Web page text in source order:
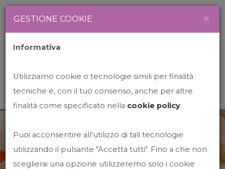
News&Events
GESTIONE COOKIE ×
Informativa
Utilizziamo cookie o tecnologie simili per finalità
tecniche e, con il tuo consenso, anche per altre
finalità come specificato nella cookie policy.
Puoi acconsentire all'utilizzo di tali tecnologie
utilizzando il pulsante "Accetta tutti". Fino a che non
sceglierai una opzione utilizzeremo solo i cookie